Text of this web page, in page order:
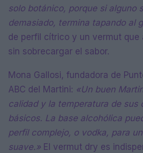
solo botánico, porque si alguno
demasiado, termina tapando al
de perfil cítrico y un vermut que
sin sobrecargar el sabor.
Mona Gallosi, fundadora de
ABC del Martini: «Un buen
calidad y la temperatura de sus
básicos. La base alcohólica
perfil complejo, o vodka, para
suave.» El vermut dry es